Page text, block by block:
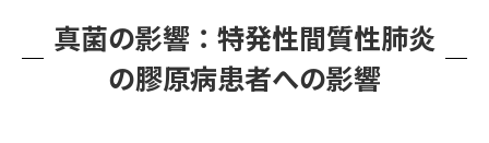
真菌の影響：特発性間質性肺炎
の膠原病患者への影響